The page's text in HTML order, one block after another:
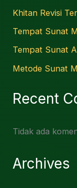
Khitan Revisi
Tempat Sunat
Tempat Sunat
Metode Sunat
Recent
Tidak ada
Archives